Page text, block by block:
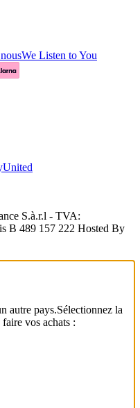
We Listen to You
United
S.à.r.l - TVA:
B 489 157 222 Hosted By
autre pays.Sélectionnez la
vos achats :